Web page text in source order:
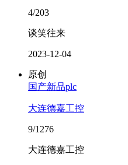
4/203
谈笑往来
2023-12-04
原创
国产新品plc
大连德嘉工控
9/1276
大连德嘉工控